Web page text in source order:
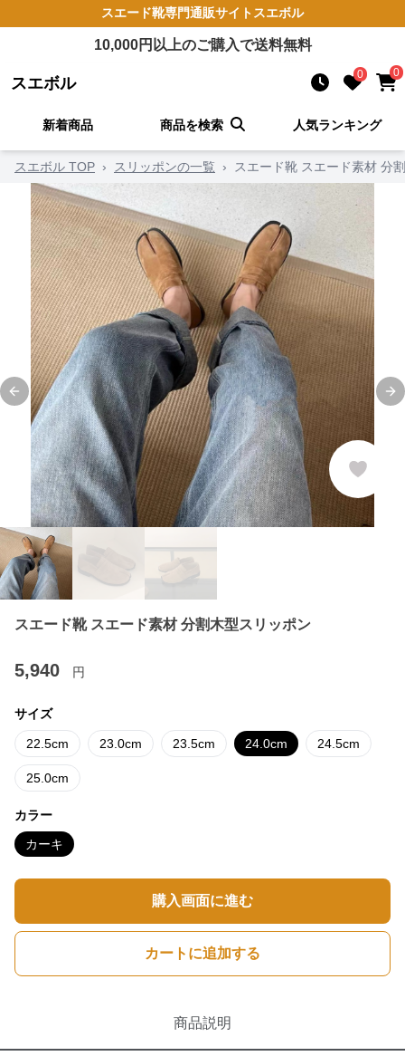
スエード靴専門通販サイト スエボル
10,000円以上のご購入で送料無料
スエボル 0 0
新着商品 商品を検索 人気ランキング
スエボル TOP › スリッポンの一覧 › スエード靴 スエード素材 分
Previous slide
スエード靴 スエード素材 分割木型スリッポン
5,940 円
サイズ
22.5cm 23.0cm 23.5cm 24.0cm 24.5cm
25.0cm
カラー
カーキ
購入画面に進む
カートに追加する
商品説明